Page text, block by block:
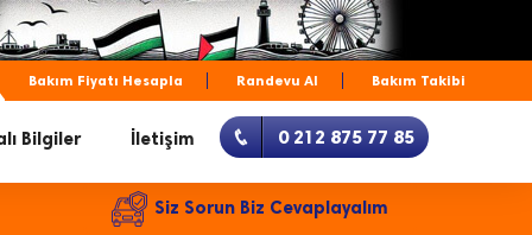
Bakım Fiyatı Hesapla Randevu Al Bakım Takibi
Bilgiler İletişim 0 212 875 77 85
Siz Sorun Biz Cevaplayalım